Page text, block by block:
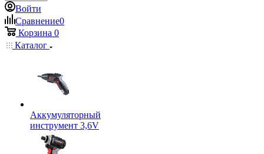
Войти
Сравнение0
Корзина 0
Каталог
Аккумуляторный
инструмент 3,6V